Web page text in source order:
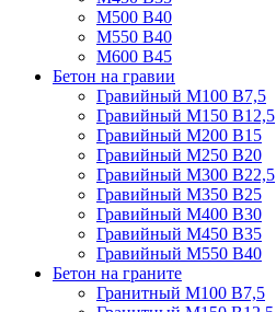
М500 В40
М550 В40
М600 В45
Бетон на гравии
Гравийный М100 В7,5
Гравийный М150 В12,5
Гравийный М200 В15
Гравийный М250 В20
Гравийный М300 В22,5
Гравийный М350 В25
Гравийный М400 В30
Гравийный М450 В35
Гравийный М550 В40
Бетон на граните
Гранитный М100 В7,5